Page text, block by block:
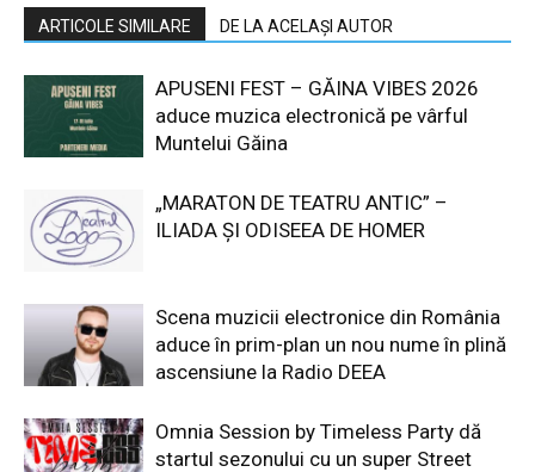
ARTICOLE SIMILARE DE LA ACELAȘI AUTOR
APUSENI FEST – GĂINA VIBES 2026
aduce muzica electronică pe vârful
Muntelui Găina
„MARATON DE TEATRU ANTIC” –
ILIADA ȘI ODISEEA DE HOMER
Scena muzicii electronice din România
aduce în prim-plan un nou nume în plină
ascensiune la Radio DEEA
Omnia Session by Timeless Party dă
startul sezonului cu un super Street